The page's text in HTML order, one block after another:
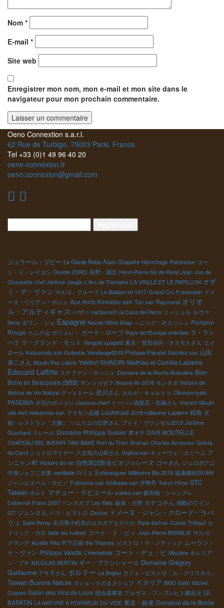
Nom *
E-mail *
Site web
Enregistrer mon nom, mon e-mail et mon site dans le
navigateur pour mon prochain commentaire.
Oeno Connextion s.a.r.l.
62 Rue de Turbigo, 75003 Paris, France
Tel +33 (0)1 49 96 40 20
oeno-connexion.fr
oeno.connexion@gmail.com
ジェラール・ゴビー Le Garde Robe Alain Chapelle Hermitage Patrimoine コー
ト・ド・レイヨン Double ZERO 長野・諏訪 Henri-Pierre fils de René Jean Jus de
Chausette chef Jérôme Jaegle L'Arc de Triomphe LA VRILLE ET LE PAPILLON オザ
ミ・デ・ヴァン マルゴ・グループ Le Balaise lot 1417 Grand Cru Frankstein ドメ
ーヌ・リリアン・ボシェ Aux Amis Komatsu san Tan san Raymond オリオ
ル・アルティギャス パザパ restaurent La Casa del Perro ミッシェル ルヴァ
Sena ポワン・ジェ Espagne Nozaki Wine Shop へニング・オエッシュ Pompon
Rouge カニグ山 ボジョレ・ ガード・ローブ Pays de l'Europe orientale ラ・ラン
ベラ ラ・グランド・モット Vongole spagetti 東京・世田谷区・ナカモトさん エイ
ロール Katsumata san Gotenba Vendange2018 Philippe Pacalet Sachiko san 山田
恭二さん Moulin Pey Labrie Yakitori SHINORI Mathieu et Camille Lapierre
Edouard Laffitte ステファン・ロッシェ Domaine de la Roche Buissière Bien
Boire en Beaujolais (BBB) サンジョゼフ Nouvel An 2018 モンタダ histoire de
Bistros de Vin Nature グットドール 星川さん カルボ・キュルトゥ Okonomiyaki
PASEMIA 夕日のボジョレ Uemura cherf トーハン酒販店・石橋さん Vincent Moulin
ville Asti Nakamoto san アラモン品種 Louforosé 2018 millésime Lapierre 桜島 京
都・レストラン「大鵬」
ソムリエの日野さん プイイ・ヴァンゼル2013 Jérôme
Guichard リレール Domaine Philippe Tessier 夢キチ DIVE BOUTELLE
CHATEAU BEL AVENIR TAKI BAKE Port du Thon Shonan Charles Aznavour Quinta
do Carril シュトロマイヤー 八丈島の山田さん Kojima san キューヴェ・カミーユ ア
シニャン村 Histoire du vin 自然派試飲会ビオジョレーヌ ゴーさん ジェロボアム
中湊シェフご夫妻 oeuillade ロリエ Estézargues Millésime Bio 2018 猛暑継続2018年
ジャンピエール・ロビノ Fujimama san Ishikawa san 伊勢丹 Tokyo Hiroo STC
Taiwan ポルト マチュー・ラピエール yukiko san 飯田橋 ジャングレ
Cabernet-Franc 2007 ベンスカブ Les filles 銀座・大野 カナコさん 感動のワイン
GT ジュンさん パリ・ビストロ Zinzins ドメーヌ・ジャン・クロード・ラパ
リュ Saint-Peray 石川県小松市のエスポアもりたか Paris bistros Cuvée Thibaut セ
ドリック・ガロ Sete les huitres コート・ド・ピィ Jean-Pierre BISPALIE マルゴ・
グランデ Aurélie Rita 竹下正樹 the Thames ビストロ・ラ・ノティック ムーラン・
ナ・ヴァン Philippe Valette L'Herbefolle コート・デュ・ピ Mazière オレリア
ン・プチ NICOLAS BERTIN ギー・ブランシャール Domaine Grégory
Guillaume アキ子さん ボルドー La Begou カフェ・ビストロ「ル・クリスタル」
Taiwan Buvons Nature カシェットのまさシェフ イタリア BMO Saito Michel
Grisard Salon des Vins de Loire 国会議事堂 アルザス・フンブレヒト醸造元 LE
BARATIN LA NATURE A HORREUR DU VIDE 東京・銀座 Domaine de la Borde